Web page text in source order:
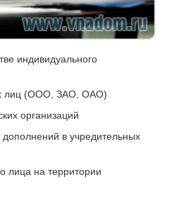
индивидуального
лиц (ООО, ЗАО, ОАО)
организаций
в учредительных
лица на территории